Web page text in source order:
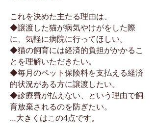
これを決めた主たる理由は、
◆譲渡した猫が病気やけがをした際
に、気軽に病院に行ってほしい。
◆猫の飼育には経済的負担がかかるこ
とを理解いただきたい。
◆毎月のペット保険料を支払える経済
的状況がある方に譲渡したい。
◆診療費が払えない、という理由で飼
育放棄されるのを防ぎたい。
…大きくはこの4点です。